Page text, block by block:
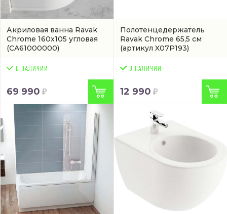
Акриловая ванна Ravak
Chrome 160x105 угловая
(CA61000000)
69 990
Полотенцедержатель
Ravak Chrome 65,5 см
(артикул X07P193)
12 990